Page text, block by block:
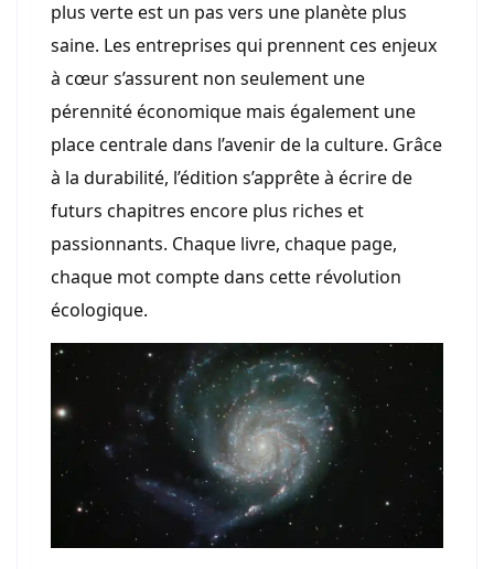
plus verte est un pas vers une planète plus
saine. Les entreprises qui prennent ces enjeux
à cœur s’assurent non seulement une
pérennité économique mais également une
place centrale dans l’avenir de la culture. Grâce
à la durabilité, l’édition s’apprête à écrire de
futurs chapitres encore plus riches et
passionnants. Chaque livre, chaque page,
chaque mot compte dans cette révolution
écologique.